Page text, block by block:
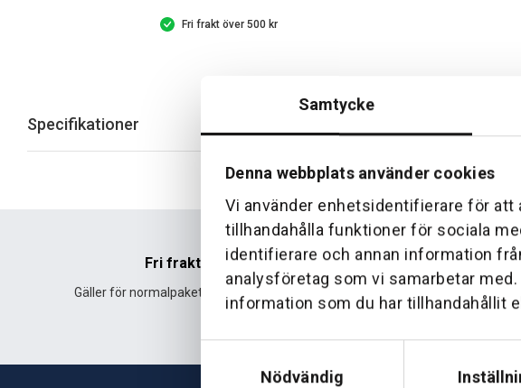
Samtycke
Denna webbplats använder cookies
Vi använder enhetsidentifierare för att
tillhandahålla funktioner för sociala
identifierare och annan information
analysföretag som vi samarbetar
information som du har tillhandahållit
Nödvändig
Fri frakt över 500 kr
Specifikationer
Fri frakt
Gäller för normalpaket över 500 kr.
Hemleverans
Leverans fram till din dörr.